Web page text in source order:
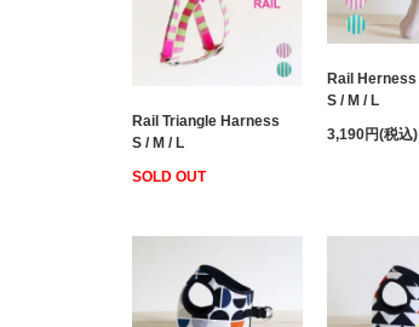
Rail Triangle Harness
S / M / L
SOLD OUT
Rail Herness
S / M / L
3,190円(税込)